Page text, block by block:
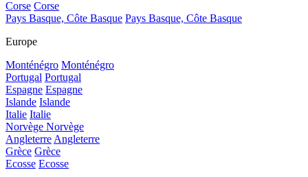
Corse Corse
Pays Basque, Côte Basque Pays Basque, Côte Basque
Europe
Monténégro Monténégro
Portugal Portugal
Espagne Espagne
Islande Islande
Italie Italie
Norvège Norvège
AngleterreAngleterre
Grèce Grèce
Ecosse Ecosse